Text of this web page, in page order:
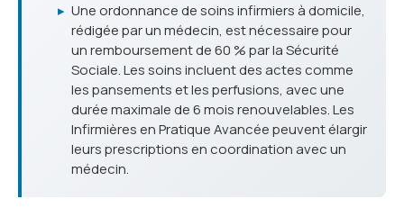
▸ Une ordonnance de soins infirmiers à domicile,
rédigée par un médecin, est nécessaire pour
un remboursement de 60 % par la Sécurité
Sociale. Les soins incluent des actes comme
les pansements et les perfusions, avec une
durée maximale de 6 mois renouvelables. Les
Infirmières en Pratique Avancée peuvent élargir
leurs prescriptions en coordination avec un
médecin.